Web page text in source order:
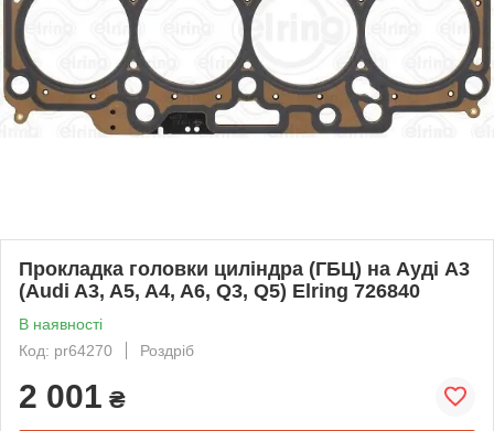
Прокладка головки циліндра (ГБЦ) на Ауді A3
(Audi A3, A5, A4, A6, Q3, Q5) Elring 726840
В наявності
Код: pr64270
Роздріб
2 001 ₴